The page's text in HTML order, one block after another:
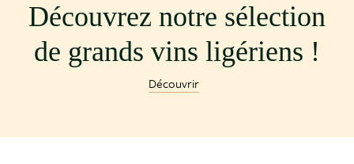
Découvrez notre sélection
de grands vins ligériens !
Découvrir